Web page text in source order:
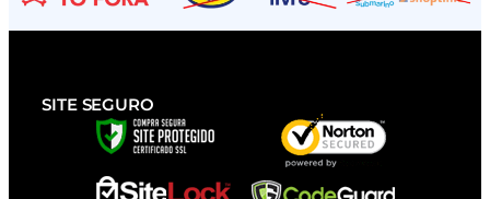
SITE SEGURO